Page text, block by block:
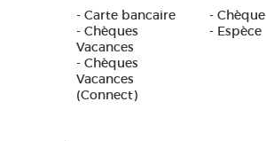
- Carte bancaire
- Chèque
- Chèques
Vacances
- Espèce
- Chèques
Vacances
(Connect)